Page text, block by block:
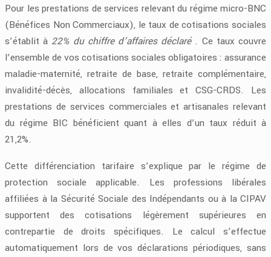
Pour les prestations de services relevant du régime micro-BNC
(Bénéfices Non Commerciaux), le taux de cotisations sociales
s’établit à 22% du chiffre d’affaires déclaré . Ce taux couvre
l’ensemble de vos cotisations sociales obligatoires : assurance
maladie-maternité, retraite de base, retraite complémentaire,
invalidité-décès, allocations familiales et CSG-CRDS. Les
prestations de services commerciales et artisanales relevant
du régime BIC bénéficient quant à elles d’un taux réduit à
21,2%.
Cette différenciation tarifaire s’explique par le régime de
protection sociale applicable. Les professions libérales
affiliées à la Sécurité Sociale des Indépendants ou à la CIPAV
supportent des cotisations légèrement supérieures en
contrepartie de droits spécifiques. Le calcul s’effectue
automatiquement lors de vos déclarations périodiques, sans